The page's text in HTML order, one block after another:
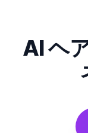
AI ヘ